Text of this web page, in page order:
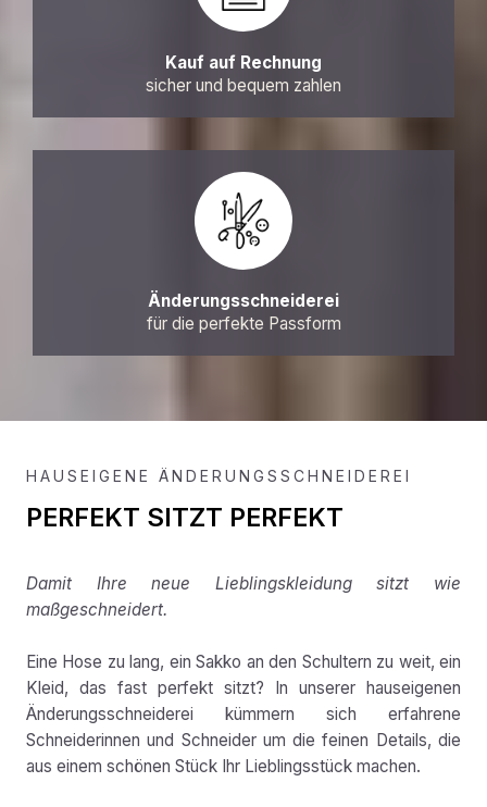
Kauf auf Rechnung
sicher und bequem zahlen
Änderungsschneiderei
für die perfekte Passform
HAUSEIGENE ÄNDERUNGSSCHNEIDEREI
PERFEKT SITZT PERFEKT
Damit Ihre neue Lieblingskleidung sitzt wie
maßgeschneidert.
Eine Hose zu lang, ein Sakko an den Schultern zu weit, ein
Kleid, das fast perfekt sitzt? In unserer hauseigenen
Änderungsschneiderei kümmern sich erfahrene
Schneiderinnen und Schneider um die feinen Details, die
aus einem schönen Stück Ihr Lieblingsstück machen.